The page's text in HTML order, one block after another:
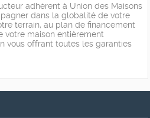
adhérent à Union des Maisons
dans la globalité de votre
terrain, au plan de financement
votre maison entièrement
vous offrant toutes les garanties